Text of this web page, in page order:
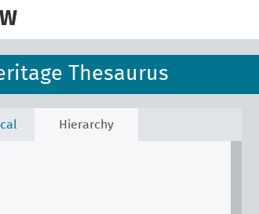
Thesaurus
Hierarchy
asociados
y periodos